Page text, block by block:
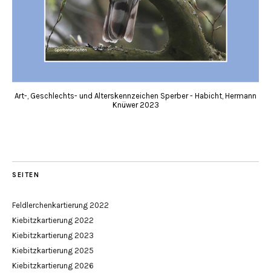
Art-, Geschlechts- und Alterskennzeichen Sperber - Habicht, Hermann
Knüwer 2023
SEITEN
Feldlerchenkartierung 2022
Kiebitzkartierung 2022
Kiebitzkartierung 2023
Kiebitzkartierung 2025
Kiebitzkartierung 2026